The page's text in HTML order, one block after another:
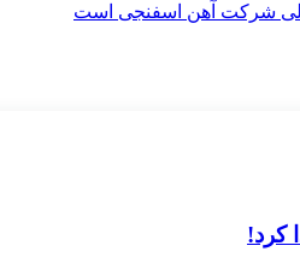
شرکت آهن اسفنجی است
کرد!